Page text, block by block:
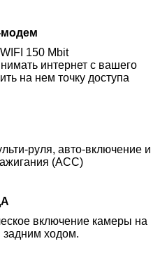
модем
150 Mbit
интернет с вашего
на нем точку доступа
руля, авто-включение и
(ACC)
включение камеры на
задним ходом.